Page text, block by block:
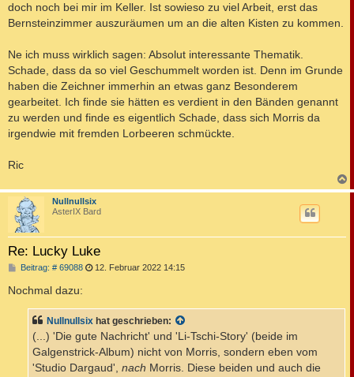
doch noch bei mir im Keller. Ist sowieso zu viel Arbeit, erst das
Bernsteinzimmer auszuräumen um an die alten Kisten zu kommen.
Ne ich muss wirklich sagen: Absolut interessante Thematik.
Schade, dass da so viel Geschummelt worden ist. Denn im Grunde
haben die Zeichner immerhin an etwas ganz Besonderem
gearbeitet. Ich finde sie hätten es verdient in den Bänden genannt
zu werden und finde es eigentlich Schade, dass sich Morris da
irgendwie mit fremden Lorbeeren schmückte.
Ric
a
Nullnullsix
AsterIX Bard
Re: Lucky Luke
Beitrag: # 69088B
i
r
a
12. Februar 2022 14:15
Nochmal dazu:
Nullnullsix hat geschrieben:
(...) 'Die gute Nachricht' und 'Li-Tschi-Story' (beide im
Galgenstrick-Album) nicht von Morris, sondern eben vom
'Studio Dargaud', nach Morris. Diese beiden und auch die